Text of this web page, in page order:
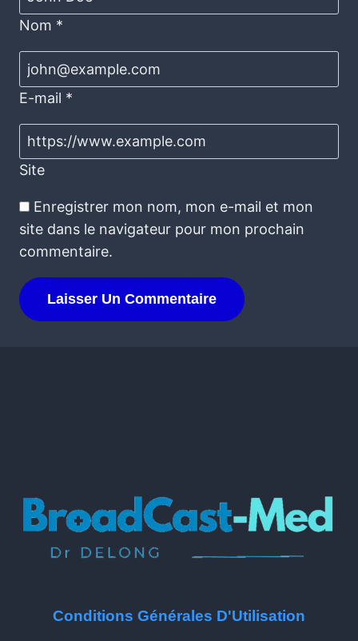
Nom *
E-mail *
Site
Enregistrer mon nom, mon e-mail et mon
site dans le navigateur pour mon prochain
commentaire.
Conditions Générales D'Utilisation